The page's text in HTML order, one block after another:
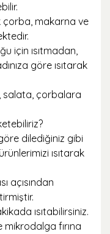
çorba, makarna ve
için ısıtmadan,
göre ısıtarak
salata, çorbalara
dilediğiniz gibi
ısıtarak
açısından
ısıtabilirsiniz.
mikrodalga fırına